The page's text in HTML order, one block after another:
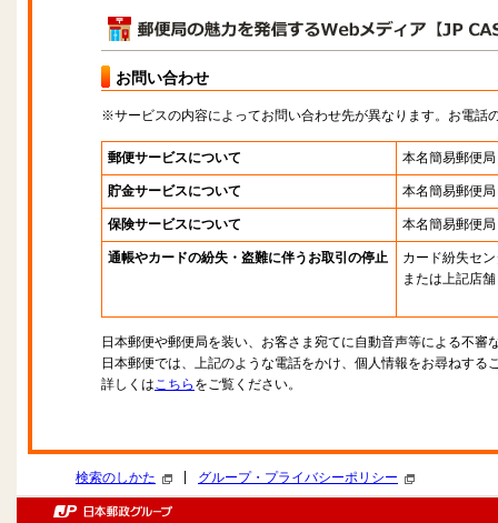
お問い合わせ
※サービスの内容によってお問い合わせ先が異なります。お電話
郵便サービスについて 本名簡易郵便局
貯金サービスについて 本名簡易郵便局
保険サービスについて 本名簡易郵便局
通帳やカードの紛失・盗難に伴うお取引の停止
カード紛失セ
または上記店舗
日本郵便や郵便局を装い、お客さま宛てに自動音声等による不審
日本郵便では、上記のような電話をかけ、個人情報をお尋ねする
詳しくはこちら をご覧ください。
検索のしかた グループ・プライバシーポリシー